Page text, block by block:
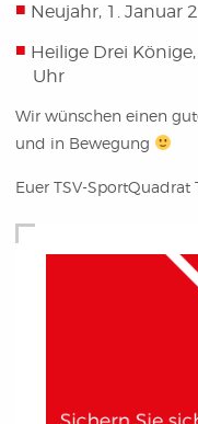
Neujahr, 1. Januar
Heilige Drei
Uhr
Wir wünschen einen
und in Bewegung
Euer TSV-SportQuadrat